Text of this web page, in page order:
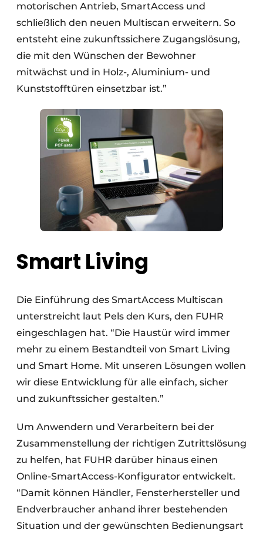
motorischen Antrieb, SmartAccess und
schließlich den neuen Multiscan erweitern. So
entsteht eine zukunftssichere Zugangslösung,
die mit den Wünschen der Bewohner
mitwächst und in Holz-, Aluminium- und
Kunststofftüren einsetzbar ist.”
Smart Living
Die Einführung des SmartAccess Multiscan
unterstreicht laut Pels den Kurs, den FUHR
eingeschlagen hat. “Die Haustür wird immer
mehr zu einem Bestandteil von Smart Living
und Smart Home. Mit unseren Lösungen wollen
wir diese Entwicklung für alle einfach, sicher
und zukunftssicher gestalten.”
Um Anwendern und Verarbeitern bei der
Zusammenstellung der richtigen Zutrittslösung
zu helfen, hat FUHR darüber hinaus einen
Online-SmartAccess-Konfigurator entwickelt.
“Damit können Händler, Fensterhersteller und
Endverbraucher anhand ihrer bestehenden
Situation und der gewünschten Bedienungsart